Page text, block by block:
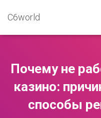
C6world
Почему не
казино:
способы